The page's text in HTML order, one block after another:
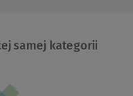
samej kategorii